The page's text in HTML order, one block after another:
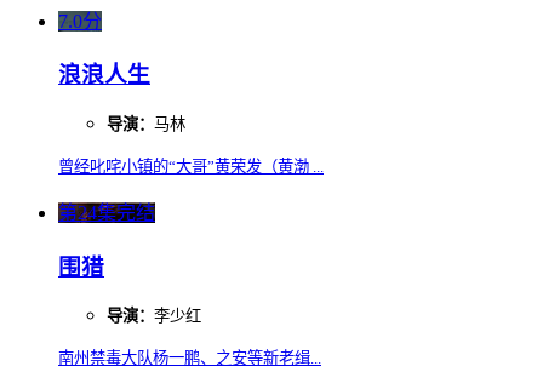
7.0分
浪浪人生
导演： 马林
曾经叱咤小镇的“大哥”黄荣发（黄渤 ...
第24集完结
围猎
导演： 李少红
南州禁毒大队杨一鹏、之安等新老缉...